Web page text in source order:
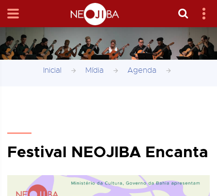
Inicial Mídia Agenda
Festival NEOJIBA Encanta